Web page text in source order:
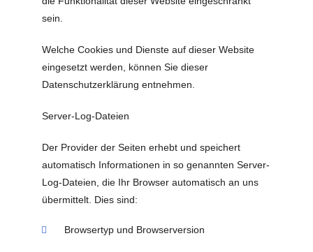
sein.
Welche Cookies und Dienste auf dieser Website
eingesetzt werden, können Sie dieser
Datenschutzerklärung entnehmen.
Server-Log-Dateien
Der Provider der Seiten erhebt und speichert
automatisch Informationen in so genannten Server-
Log-Dateien, die Ihr Browser automatisch an uns
übermittelt. Dies sind:
Browsertyp und Browserversion